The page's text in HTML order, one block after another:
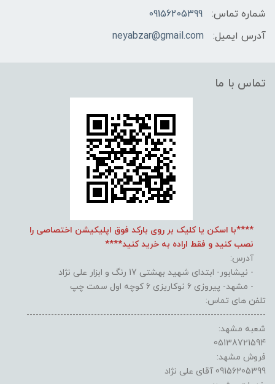
شماره تماس:
09156205399
آدرس ایمیل:
neyabzar@gmail.com
تماس با ما
****با اسکن یا کلیک بر روی بارکد فوق اپلیکیشن اختصاصی را
نصب کنید و فقط اراده به خرید کنید****
آدرس:
- نیشابور- ابتدای شهید بهشتی 17 رنگ و ابزار علی نژاد
- مشهد- پیروزی 6 نوکاریزی 6 کوچه اول سمت چپ
تلفن های تماس:
------------------------------------------------------------------------------
شعبه مشهد:
05138721594
فروش مشهد:
09156205399 آقای علی نژاد